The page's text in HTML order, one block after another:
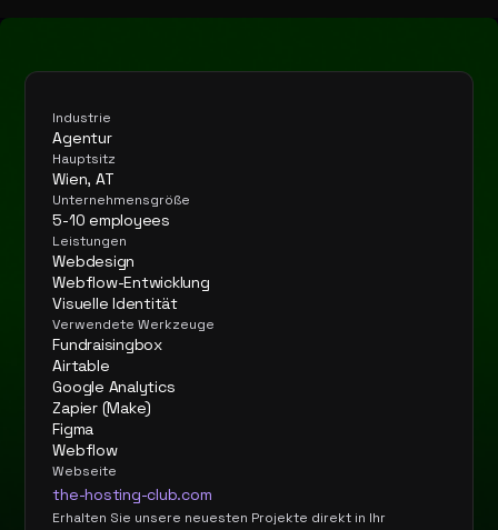
Industrie
Agentur
Hauptsitz
Wien, AT
Unternehmensgröße
5-10 employees
Leistungen
Webdesign
Webflow-Entwicklung
Visuelle Identität
Verwendete Werkzeuge
Fundraisingbox
Airtable
Google Analytics
Zapier (Make)
Figma
Webflow
Webseite
the-hosting-club.com
Erhalten Sie unsere neuesten Projekte direkt in Ihr